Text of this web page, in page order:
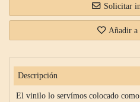
Solicitar
Añadir
Descripción
El vinilo lo servímos colocado